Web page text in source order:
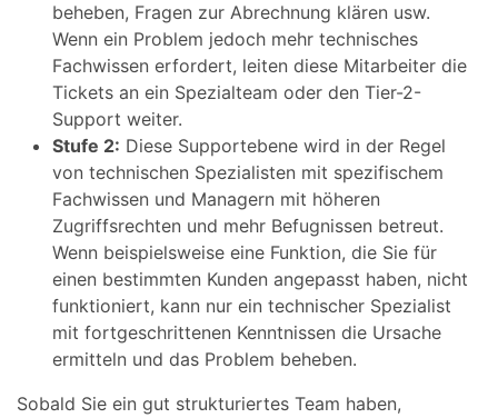
beheben, Fragen zur Abrechnung klären usw.
Wenn ein Problem jedoch mehr technisches
Fachwissen erfordert, leiten diese Mitarbeiter die
Tickets an ein Spezialteam oder den Tier-2-
Support weiter.
Stufe 2: Diese Supportebene wird in der Regel
von technischen Spezialisten mit spezifischem
Fachwissen und Managern mit höheren
Zugriffsrechten und mehr Befugnissen betreut.
Wenn beispielsweise eine Funktion, die Sie für
einen bestimmten Kunden angepasst haben, nicht
funktioniert, kann nur ein technischer Spezialist
mit fortgeschrittenen Kenntnissen die Ursache
ermitteln und das Problem beheben.
Sobald Sie ein gut strukturiertes Team haben,